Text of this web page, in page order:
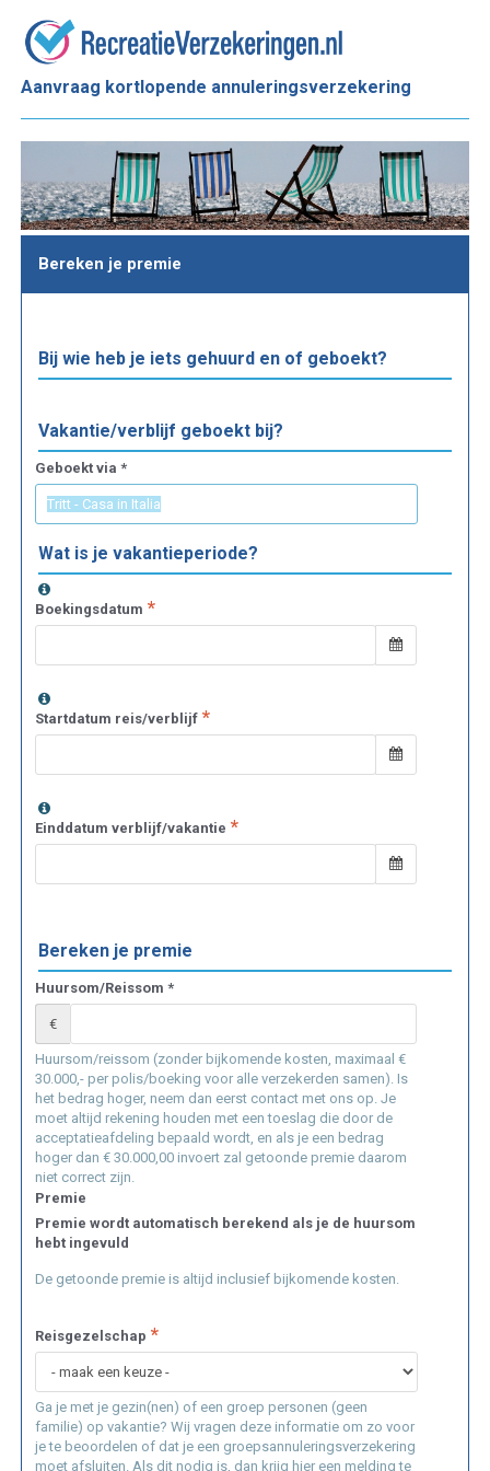
Aanvraag kortlopende annuleringsverzekering
Bereken je premie
Bij wie heb je iets gehuurd en of geboekt?
Vakantie/verblijf geboekt bij?
Geboekt via *
Wat is je vakantieperiode?
Boekingsdatum
Startdatum reis/verblijf
Einddatum verblijf/vakantie
Bereken je premie
Huursom/Reissom *
€
Huursom/reissom (zonder bijkomende kosten, maximaal €
30.000,- per polis/boeking voor alle verzekerden samen). Is
het bedrag hoger, neem dan eerst contact met ons op. Je
moet altijd rekening houden met een toeslag die door de
acceptatieafdeling bepaald wordt, en als je een bedrag
hoger dan € 30.000,00 invoert zal getoonde premie daarom
niet correct zijn.
Premie
Premie wordt automatisch berekend als je de huursom
hebt ingevuld
De getoonde premie is altijd inclusief bijkomende kosten.
Reisgezelschap
Ga je met je gezin(nen) of een groep personen (geen
familie) op vakantie? Wij vragen deze informatie om zo voor
je te beoordelen of dat je een groepsannuleringsverzekering
moet afsluiten. Als dit nodig is, dan krijg hier een melding te